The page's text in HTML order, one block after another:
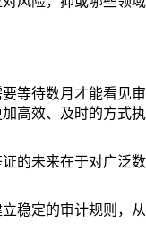
等待数月才能看见
高效、及时的方式
的未来在于对广泛
稳定的审计规则，